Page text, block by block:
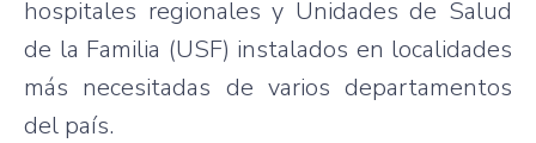
hospitales regionales y Unidades de Salud
de la Familia (USF) instalados en localidades
más necesitadas de varios departamentos
del país.